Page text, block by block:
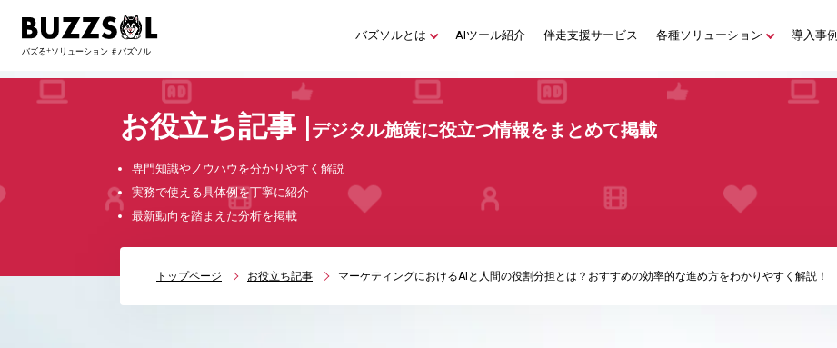
バズソルとは AIツール紹介 伴走支援サービス 各種ソリューション 導入事例
お役立ち記事 |デジタル施策に役立つ情報をまとめて掲載
専門知識やノウハウを分かりやすく解説
実務で使える具体例を丁寧に紹介
最新動向を踏まえた分析を掲載
トップページ お役立ち記事 マーケティングにおけるAIと人間の役割分担とは？おすすめの効率的な進め方をわかりやすく解説！